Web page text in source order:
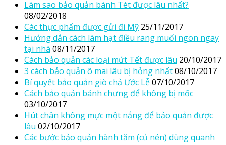
Làm sao bảo quản bánh Tét được lâu nhất?
08/02/2018
Các thực phẩm được gửi đi Mỹ 25/11/2017
Hướng dẫn cách làm hạt điều rang muối ngon ngay
tại nhà 08/11/2017
Cách bảo quản các loại mứt Tết được lâu 20/10/2017
3 cách bảo quản ô mai lâu bị hỏng nhất08/10/2017
Bí quyết bảo quản giò chả Ước Lễ07/10/2017
Cách bảo quản bánh chưng để không bị mốc
03/10/2017
Hút chân không mực một nắng để bảo quản được
lâu 02/10/2017
Các bước bảo quản hành tăm (củ nén) dùng quanh